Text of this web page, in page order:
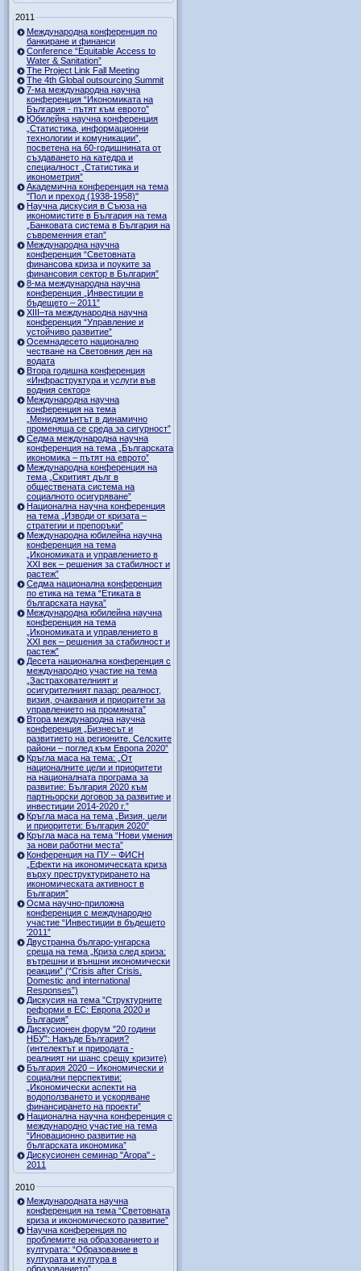
2011
Международна конференция по
банкиране и финанси
Conference “Equitable Access to
Water & Sanitation”
The Project Link Fall Meeting
The 4th Global outsourcing Summit
7-ма международна научна
конференция “Икономиката на
България - пътят към еврото”
Юбилейна научна конференция
„Статистика, информационни
технологии и комуникации”,
посветена на 60-годишнината от
създаването на катедра и
специалност „Статистика и
иконометрия”
Академична конференция на тема
"Пол и преход (1938-1958)"
Научна дискусия в Съюза на
икономистите в България на тема
„Банковата система в България на
съвременния етап”
Международна научна
конференция “Световната
финансова криза и поуките за
финансовия сектор в България”
8-ма международна научна
конференция „Инвестиции в
бъдещето – 2011”
ХІІІ–та международна научна
конференция “Управление и
устойчиво развитие”
Осемнадесето национално
честване на Световния ден на
водата
Втора годишна конференция
«Инфраструктура и услуги във
водния сектор»
Международна научна
конференция на тема
„Мениджмънтът в динамично
променяща се среда за сигурност”
Седма международна научна
конференция на тема „Българската
икономика – пътят на еврото”
Международна конференция на
тема „Скритият дълг в
обществената система на
социалното осигуряване”
Национална научна конференция
на тема „Изводи от кризата –
стратегии и препоръки”
Международна юбилейна научна
конференция на тема
„Икономиката и управлението в
ХХI век – решения за стабилност и
растеж”
Седма национална конференция
по етика на тема “Етиката в
българската наука”
Международна юбилейна научна
конференция на тема
„Икономиката и управлението в
ХХI век – решения за стабилност и
растеж”
Десета национална конференция с
международно участие на тема
„Застрахователният и
осигурителният пазар: реалност,
визия, очаквания и приоритети за
управлението на промяната”
Втора международна научна
конференция „Бизнесът и
развитието на регионите. Селските
райони – поглед към Европа 2020”
Кръгла маса на тема: „От
националните цели и приоритети
на националната програма за
развитие: България 2020 към
партньорски договор за развитие и
инвестиции 2014-2020 г.”
Кръгла маса на тема „Визия, цели
и приоритети: България 2020”
Кръгла маса на тема “Нови умения
за нови работни места”
Конференция на ПУ – ФИСН
„Ефекти на икономическата криза
върху преструктурирането на
икономическата активност в
България”
Осма научно-приложна
конференция с международно
участие “Инвестиции в бъдещето
'2011”
Двустранна българо-унгарска
среща на тема „Криза след криза:
вътрешни и външни икономически
реакции” (“Crisis after Crisis.
Domestic and international
Responses”)
Дискусия на тема ”Структурните
реформи в ЕС: Европа 2020 и
България”
Дискусионен форум "20 години
НБУ": Накъде България?
(интелектът и природата -
реалният ни шанс срещу кризите)
България 2020 – Икономически и
социални перспективи:
„Икономически аспекти на
водоползването и ускоряване
финансирането на проекти”
Национална научна конференция с
международно участие на тема
“Иновационно развитие на
българската икономика”
Дискусионен семинар "Агора" -
2011
2010
Международната научна
конференция на тема “Световната
криза и икономическото развитие”
Научна конференция по
проблемите на образованието и
културата: “Образование в
културата и култура в
образованието”